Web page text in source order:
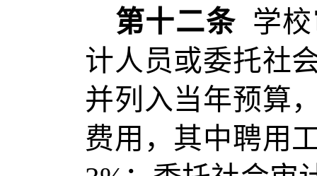
第十二条 学
计人员或委托社
并列入当年预算
费用，其中聘用